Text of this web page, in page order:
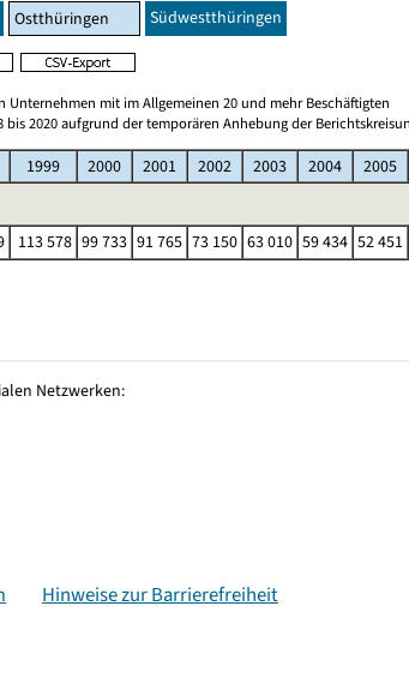
Ostthüringen Südwestthüringen
mit im Allgemeinen 20 und mehr Beschäftigten
2020 aufgrund der temporären Anhebung der
1999 2000 2001 2002 2003 2004 2005
113 578 99 733 91 765 73 150 63 010 59 434 52 451
Netzwerken:
Hinweise zur Barrierefreiheit